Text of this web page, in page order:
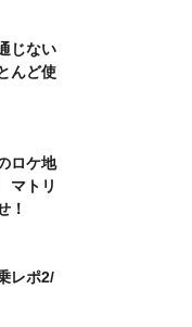
じない
んど使
ロケ地
マトリ
！
レポ2/